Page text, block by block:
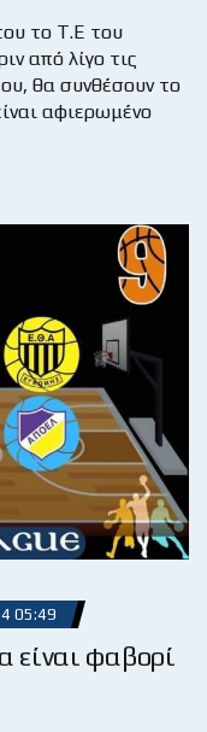
το Τ.Ε του
από λίγο τις
θα συνθέσουν το
αφιερωμένο
05:49
είναι φαβορί